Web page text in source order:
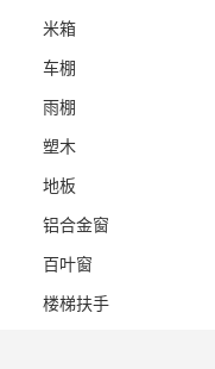
米箱
车棚
雨棚
塑木
地板
铝合金窗
百叶窗
楼梯扶手